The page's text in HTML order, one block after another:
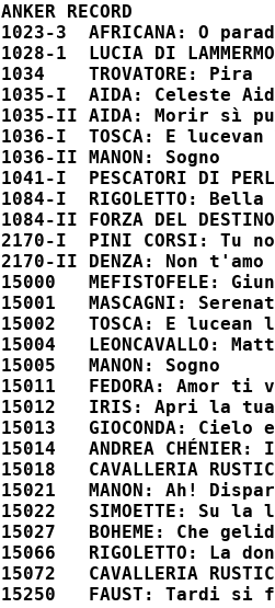
ANKER RECORD
1023-3  AFRICANA: O
1028-1  LUCIA DI
1034    TROVATORE: Pira
1035-I  AIDA: Celeste
1035-II AIDA: Morir sì
1036-I  TOSCA: E
1036-II MANON: Sogno
1041-I  PESCATORI DI
1084-I  RIGOLETTO:
1084-II FORZA DEL
2170-I  PINI CORSI: Tu
2170-II DENZA: Non
15000   MEFISTOFELE:
15001   MASCAGNI:
15002   TOSCA: E
15004   LEONCAVALLO:
15005   MANON: Sogno
15011   FEDORA: Amor ti
15012   IRIS: Apri la
15013   GIOCONDA: Cielo
15014   ANDREA CHÉNIER:
15018   CAVALLERIA
15021   MANON: Ah!
15022   SIMOETTE: Su la
15027   BOHEME: Che
15066   RIGOLETTO: La
15072   CAVALLERIA
15250   FAUST: Tardi si